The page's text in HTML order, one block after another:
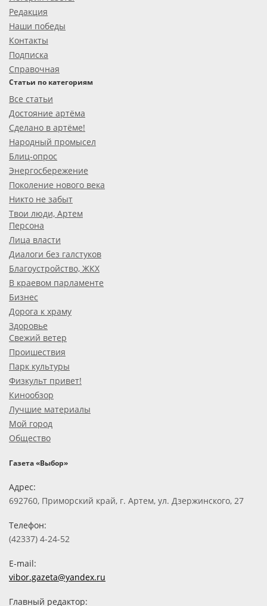
Редакция
Наши победы
Контакты
Подписка
Справочная
Статьи по категориям
Все статьи
Достояние артёма
Сделано в артёме!
Народный промысел
Блиц-опрос
Энергосбережение
Поколение нового века
Никто не забыт
Твои люди, Артем
Персона
Лица власти
Диалоги без галстуков
Благоустройство, ЖКХ
В краевом парламенте
Бизнес
Дорога к храму
Здоровье
Свежий ветер
Проишествия
Парк культуры
Физкульт привет!
Кинообзор
Лучшие материалы
Мой город
Общество
Газета «Выбор»
Адрес:
692760, Приморский край, г. Артем, ул. Дзержинского, 27
Телефон:
(42337) 4-24-52
E-mail:
vibor.gazeta@yandex.ru
Главный редактор: